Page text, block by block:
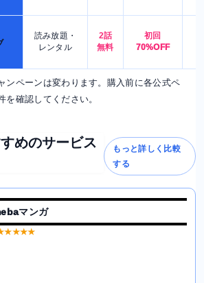
読み放題・
レンタル
2話
無料
初回
70%OFF
ンペーンは変わります。購入前に各公式ペ
を確認してください。
めのサービス
もっと詳しく比較
する
マンガ